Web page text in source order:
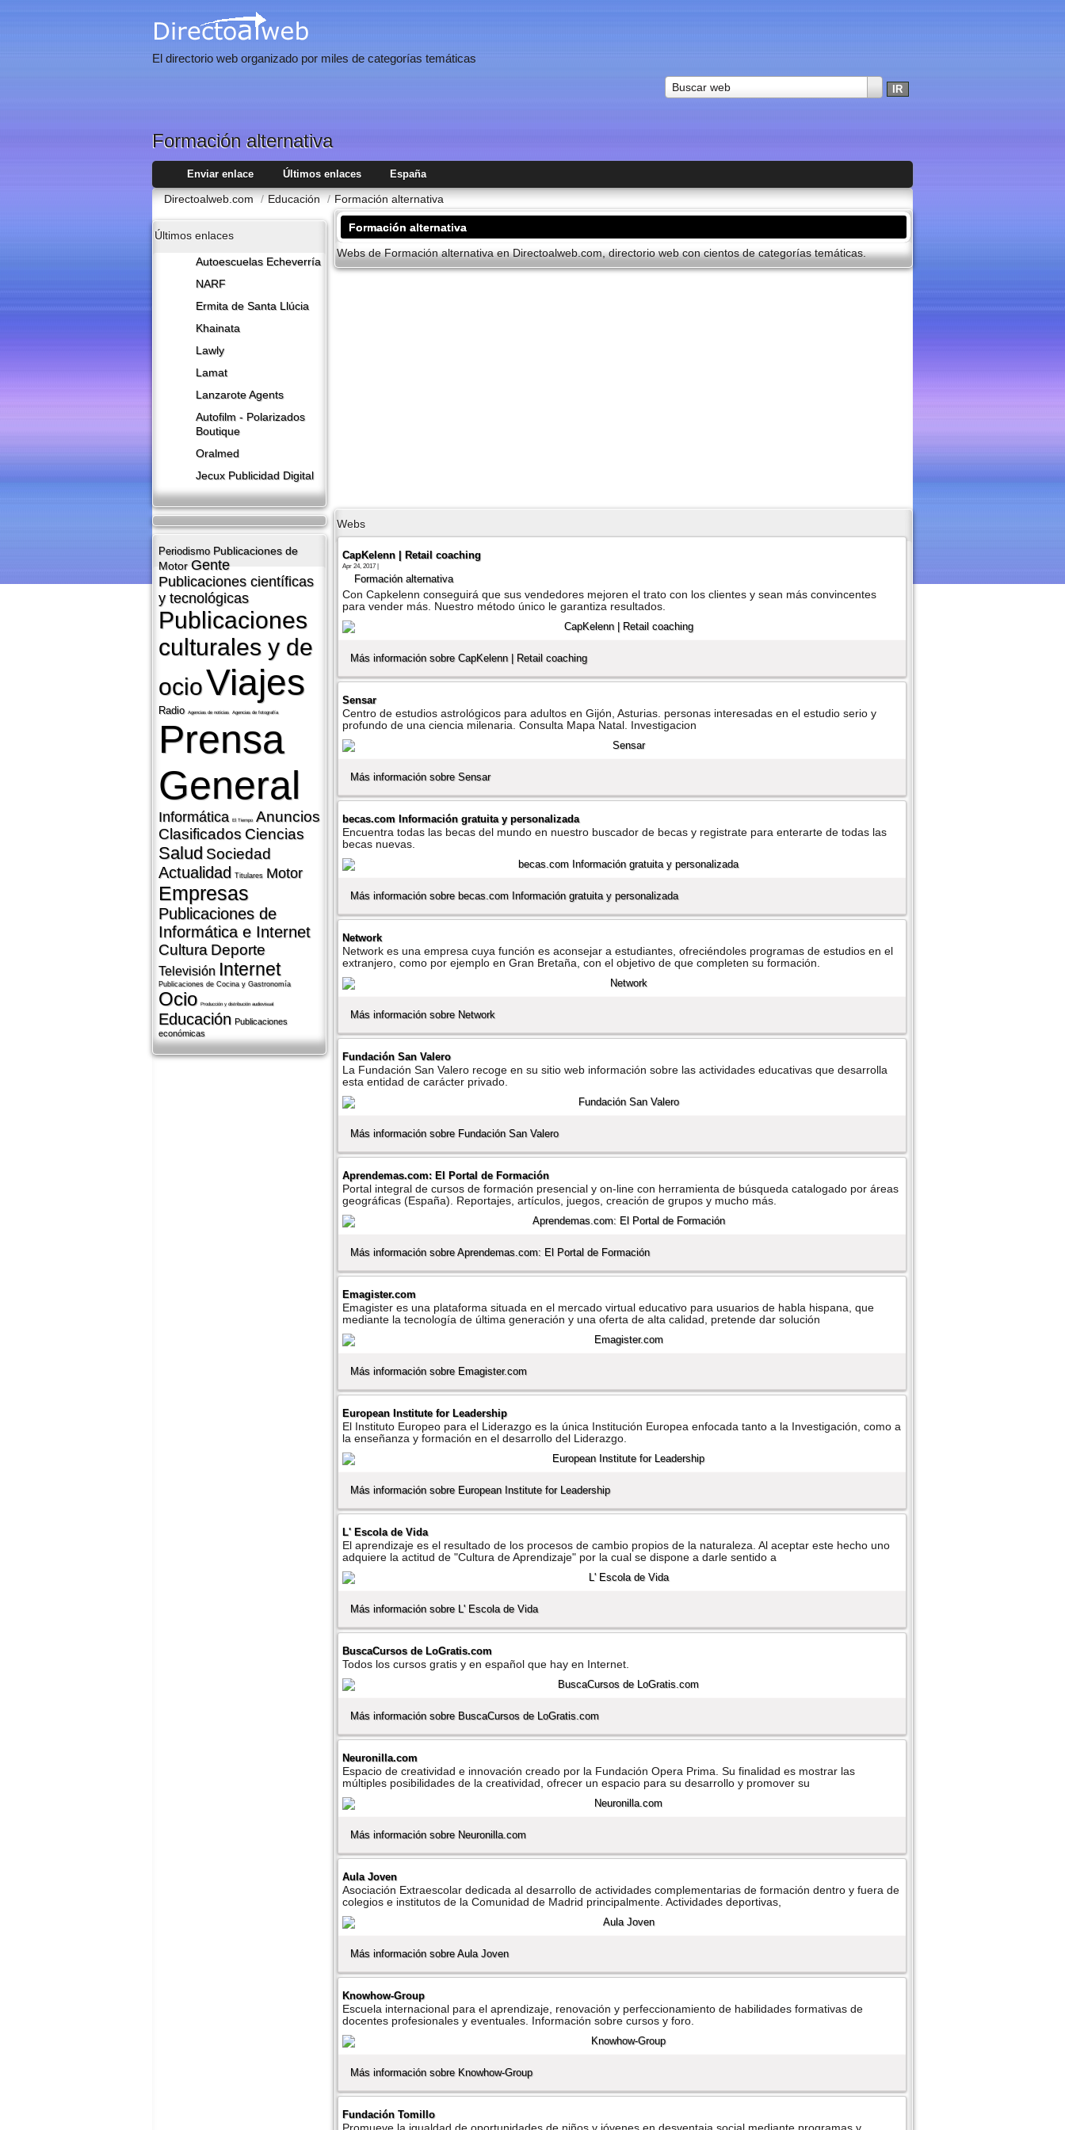
El directorio web organizado por miles de categorías temáticas
Buscar web
Formación alternativa
Enviar enlace Últimos enlaces España
Directoalweb.com / Educación / Formación alternativa
Últimos enlaces
Autoescuelas Echeverría
NARF
Ermita de Santa Llúcia
Khainata
Lawly
Lamat
Lanzarote​ Agents
Autofilm - Polarizados
Boutique
Oralmed
Jecux Publicidad Digital
Periodismo Publicaciones de
Motor Gente
Publicaciones cientí­ficas
y tecnológicas
Publicaciones
culturales y de
ocioViajes
Radio Agencias de noticias Agencias de fotografí­a
Prensa
General
Informática El Tiempo
Anuncios
Clasificados Ciencias
Salud Sociedad
Actualidad Titulares Motor
Empresas
Publicaciones de
Informática e Internet
Cultura Deporte
Televisión Internet
Publicaciones de Cocina y Gastronomí­a
Ocio Producción y distribución audiovisual
Educación Publicaciones
económicas
Formación alternativa
Webs de Formación alternativa en Directoalweb.com, directorio web con cientos de categorí­as temáticas.
Webs
CapKelenn | Retail coaching
Apr 24, 2017 |
Formación alternativa
Con Capkelenn conseguirá que sus vendedores mejoren el trato con los clientes y sean más convincentes
para vender más. Nuestro método único le garantiza resultados.
Más información sobre CapKelenn | Retail coaching
Sensar
Centro de estudios astrológicos para adultos en Gijón, Asturias. personas interesadas en el estudio serio y
profundo de una ciencia milenaria. Consulta Mapa Natal. Investigacion
Más información sobre Sensar
becas.com Información gratuita y personalizada
Encuentra todas las becas del mundo en nuestro buscador de becas y registrate para enterarte de todas las
becas nuevas.
Más información sobre becas.com Información gratuita y personalizada
Network
Network es una empresa cuya función es aconsejar a estudiantes, ofreciéndoles programas de estudios en el
extranjero, como por ejemplo en Gran Bretaña, con el objetivo de que completen su formación.
Más información sobre Network
Fundación San Valero
La Fundación San Valero recoge en su sitio web información sobre las actividades educativas que desarrolla
esta entidad de carácter privado.
Más información sobre Fundación San Valero
Aprendemas.com: El Portal de Formación
Portal integral de cursos de formación presencial y on-line con herramienta de búsqueda catalogado por áreas
geográficas (España). Reportajes, artí­culos, juegos, creación de grupos y mucho más.
Más información sobre Aprendemas.com: El Portal de Formación
Emagister.com
Emagister es una plataforma situada en el mercado virtual educativo para usuarios de habla hispana, que
mediante la tecnologí­a de última generación y una oferta de alta calidad, pretende dar solución
Más información sobre Emagister.com
European Institute for Leadership
El Instituto Europeo para el Liderazgo es la única Institución Europea enfocada tanto a la Investigación, como a
la enseñanza y formación en el desarrollo del Liderazgo.
Más información sobre European Institute for Leadership
L' Escola de Vida
El aprendizaje es el resultado de los procesos de cambio propios de la naturaleza. Al aceptar este hecho uno
adquiere la actitud de "Cultura de Aprendizaje" por la cual se dispone a darle sentido a
Más información sobre L' Escola de Vida
BuscaCursos de LoGratis.com
Todos los cursos gratis y en español que hay en Internet.
Más información sobre BuscaCursos de LoGratis.com
Neuronilla.com
Espacio de creatividad e innovación creado por la Fundación Opera Prima. Su finalidad es mostrar las
múltiples posibilidades de la creatividad, ofrecer un espacio para su desarrollo y promover su
Más información sobre Neuronilla.com
Aula Joven
Asociación Extraescolar dedicada al desarrollo de actividades complementarias de formación dentro y fuera de
colegios e institutos de la Comunidad de Madrid principalmente. Actividades deportivas,
Más información sobre Aula Joven
Knowhow-Group
Escuela internacional para el aprendizaje, renovación y perfeccionamiento de habilidades formativas de
docentes profesionales y eventuales. Información sobre cursos y foro.
Más información sobre Knowhow-Group
Fundación Tomillo